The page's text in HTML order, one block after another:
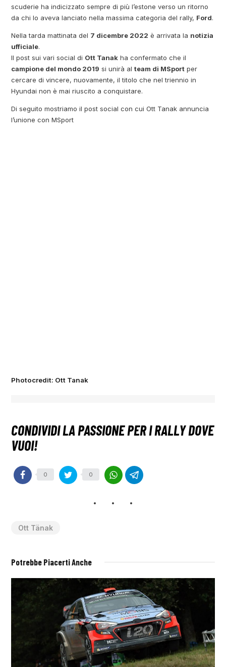
scuderie ha indicizzato sempre di più l’estone verso un ritorno
da chi lo aveva lanciato nella massima categoria del rally, Ford.
Nella tarda mattinata del 7 dicembre 2022 è arrivata la notizia
ufficiale.
Il post sui vari social di Ott Tanak ha confermato che il
campione del mondo 2019 si unirà alteam di MSport per
cercare di vincere, nuovamente, il titolo che nel triennio in
Hyundai non è mai riuscito a conquistare.
Di seguito mostriamo il post social con cui Ott Tanak annuncia
l’unione con MSport
Photocredit: Ott Tanak
0 0
Ott Tänak
Potrebbe Piacerti Anche